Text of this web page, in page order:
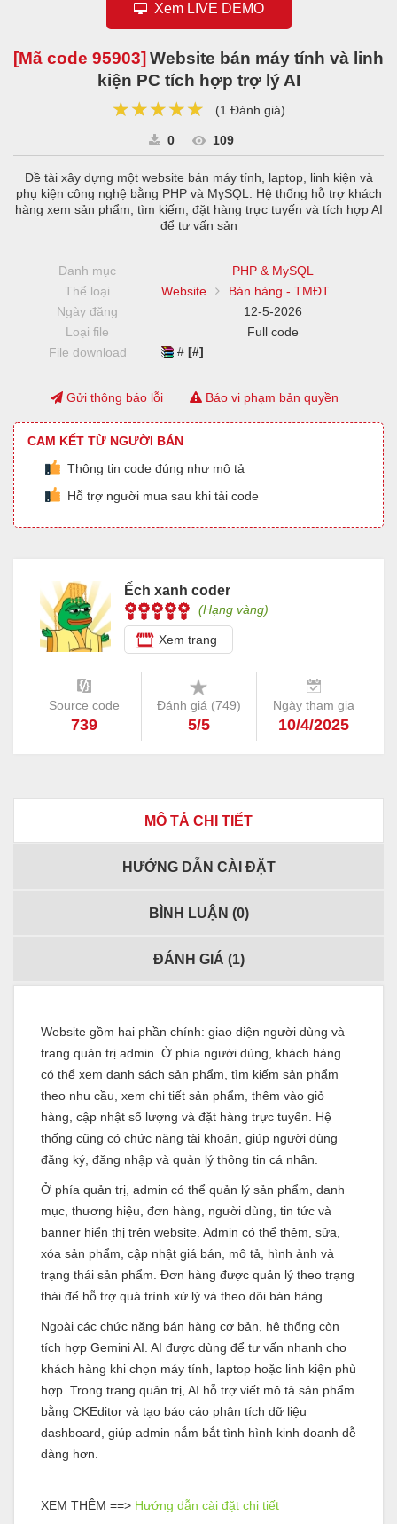
Xem LIVE DEMO
[Mã code 95903] Website bán máy tính và linh
kiện PC tích hợp trợ lý AI
★★★★★
★★★★★
★★★★★ (1 Đánh giá)
0 109
Đề tài xây dựng một website bán máy tính, laptop, linh kiện và
phụ kiện công nghệ bằng PHP và MySQL. Hệ thống hỗ trợ khách
hàng xem sản phẩm, tìm kiếm, đặt hàng trực tuyến và tích hợp AI
để tư vấn sản
Danh mục
PHP & MySQL
Thể loại
Website
Bán hàng - TMĐT
Ngày đăng
12-5-2026
Loại file
Full code
File download
#[#]
Gửi thông báo lỗi Báo vi phạm bản quyền
CAM KẾT TỪ NGƯỜI BÁN
Thông tin code đúng như mô tả
Hỗ trợ người mua sau khi tải code
Ếch xanh coder
(Hạng vàng)
Xem trang
Source code
739
Đánh giá (749)
5/5
Ngày tham gia
10/4/2025
MÔ TẢ CHI TIẾT
HƯỚNG DẪN CÀI ĐẶT
BÌNH LUẬN (0)
ĐÁNH GIÁ (1)
Website gồm hai phần chính: giao diện người dùng và
trang quản trị admin. Ở phía người dùng, khách hàng
có thể xem danh sách sản phẩm, tìm kiếm sản phẩm
theo nhu cầu, xem chi tiết sản phẩm, thêm vào giỏ
hàng, cập nhật số lượng và đặt hàng trực tuyến. Hệ
thống cũng có chức năng tài khoản, giúp người dùng
đăng ký, đăng nhập và quản lý thông tin cá nhân.
Ở phía quản trị, admin có thể quản lý sản phẩm, danh
mục, thương hiệu, đơn hàng, người dùng, tin tức và
banner hiển thị trên website. Admin có thể thêm, sửa,
xóa sản phẩm, cập nhật giá bán, mô tả, hình ảnh và
trạng thái sản phẩm. Đơn hàng được quản lý theo trạng
thái để hỗ trợ quá trình xử lý và theo dõi bán hàng.
Ngoài các chức năng bán hàng cơ bản, hệ thống còn
tích hợp Gemini AI. AI được dùng để tư vấn nhanh cho
khách hàng khi chọn máy tính, laptop hoặc linh kiện phù
hợp. Trong trang quản trị, AI hỗ trợ viết mô tả sản phẩm
bằng CKEditor và tạo báo cáo phân tích dữ liệu
dashboard, giúp admin nắm bắt tình hình kinh doanh dễ
dàng hơn.
XEM THÊM ==> Hướng dẫn cài đặt chi tiết